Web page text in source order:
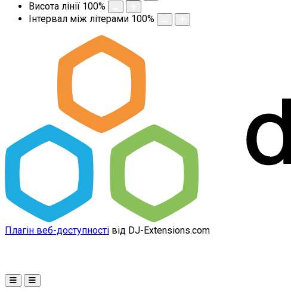
Висота лінії 100%
Інтервал між літерами 100%
Плагін веб-доступності від DJ-Extensions.com